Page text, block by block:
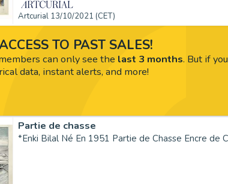
Artcurial 13/10/2021 (CET)
Partie de chasse
TO PAST SALES!
can only see the last 3 months. But if you
data, instant alerts, and more!